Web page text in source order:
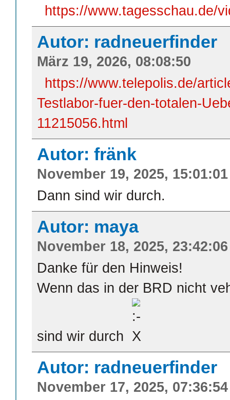
https://www.tagesschau.de/
Autor: radneuerfinder
März 19, 2026, 08:08:50
https://www.telepolis.de/
Testlabor-fuer-den-totalen-
11215056.html
Autor: fränk
November 19, 2025, 15:01:01
Dann sind wir durch.
Autor: maya
November 18, 2025, 23:42:06
Danke für den Hinweis!
Wenn das in der BRD nicht
sind wir durch
Autor: radneuerfinder
November 17, 2025, 07:36:54